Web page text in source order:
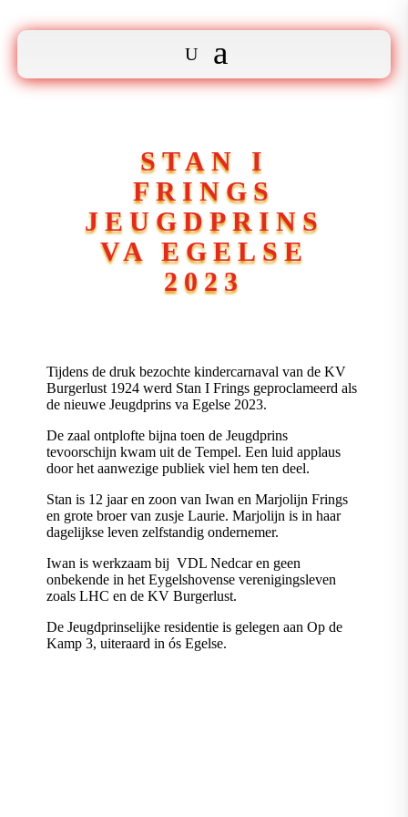
STAN I
FRINGS
JEUGDPRINS
VA EGELSE
2023
Tijdens de druk bezochte kindercarnaval van de KV
Burgerlust 1924 werd Stan I Frings geproclameerd als
de nieuwe Jeugdprins va Egelse 2023.
De zaal ontplofte bijna toen de Jeugdprins
tevoorschijn kwam uit de Tempel. Een luid applaus
door het aanwezige publiek viel hem ten deel.
Stan is 12 jaar en zoon van Iwan en Marjolijn Frings
en grote broer van zusje Laurie. Marjolijn is in haar
dagelijkse leven zelfstandig ondernemer.
Iwan is werkzaam bij VDL Nedcar en geen
onbekende in het Eygelshovense verenigingsleven
zoals LHC en de KV Burgerlust.
De Jeugdprinselijke residentie is gelegen aan Op de
Kamp 3, uiteraard in ós Egelse.